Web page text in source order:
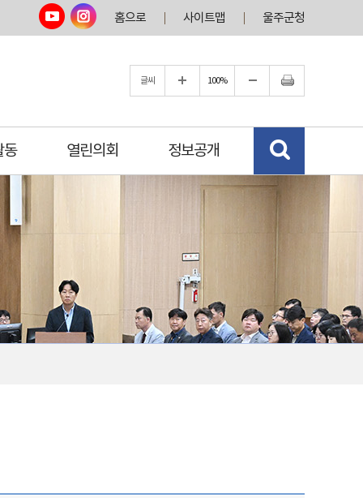
홈으로 사이트맵 울주군청
글씨 100%
동 열린의회 정보공개